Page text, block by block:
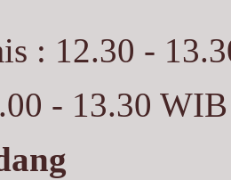
: 12.30 -
- 13.30 WIB